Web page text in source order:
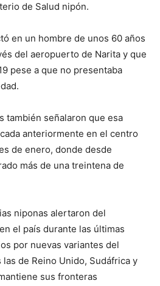
de Salud nipón.
en un hombre de unos 60 años
del aeropuerto de Narita y que
pese a que no presentaba
también señalaron que esa
anteriormente en el centro
de enero, donde desde
más de una treintena de
niponas alertaron del
el país durante las últimas
por nuevas variantes del
de Reino Unido, Sudáfrica y
sus fronteras